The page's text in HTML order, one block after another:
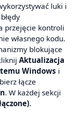
luki i
przejęcie kontroli
własnego kodu.
blokujące
Aktualizacja
Windows i
łącze
. W każdej sekcji
.